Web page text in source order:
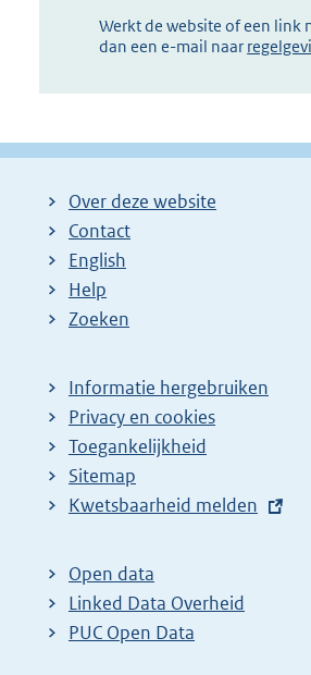
Werkt de website of een link
dan een e-mail naar
Over deze website
Contact
English
Help
Zoeken
Informatie hergebruiken
Privacy en cookies
Toegankelijkheid
Sitemap
E
t
e
r
Kwetsbaarheid melden
Open data
Linked Data Overheid
PUC Open Data